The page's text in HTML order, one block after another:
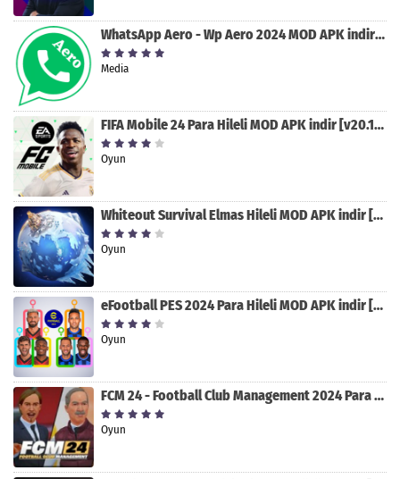
WhatsApp Aero - Wp Aero 2024 MOD APK indir [v10.0.2]
Media
FIFA Mobile 24 Para Hileli MOD APK indir [v20.1.02]
Oyun
Whiteout Survival Elmas Hileli MOD APK indir [v1.13.1]
Oyun
eFootball PES 2024 Para Hileli MOD APK indir [v8.2.0]
Oyun
FCM 24 - Football Club Management 2024 Para Hileli MOD APK indir [v1.0.4]
Oyun